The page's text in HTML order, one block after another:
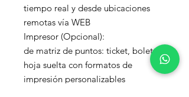
tiempo real y desde ubicaciones
remotas vía WEB
Impresor (Opcional):
de matriz de puntos: ticket, boleto u
hoja suelta con formatos de
impresión personalizables